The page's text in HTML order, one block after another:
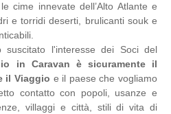
cime innevate dell’Alto Atlante e
e torridi deserti, brulicanti souk e
suscitato l'interesse dei Soci del
in Caravan è sicuramente il
il Viaggio e il paese che vogliamo
contatto con popoli, usanze e
villaggi e città, stili di vita di